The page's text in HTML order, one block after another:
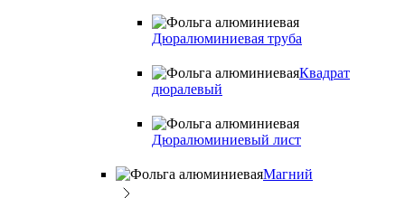
Дюралюминиевая труба
Квадрат
дюралевый
Дюралюминиевый лист
Магний